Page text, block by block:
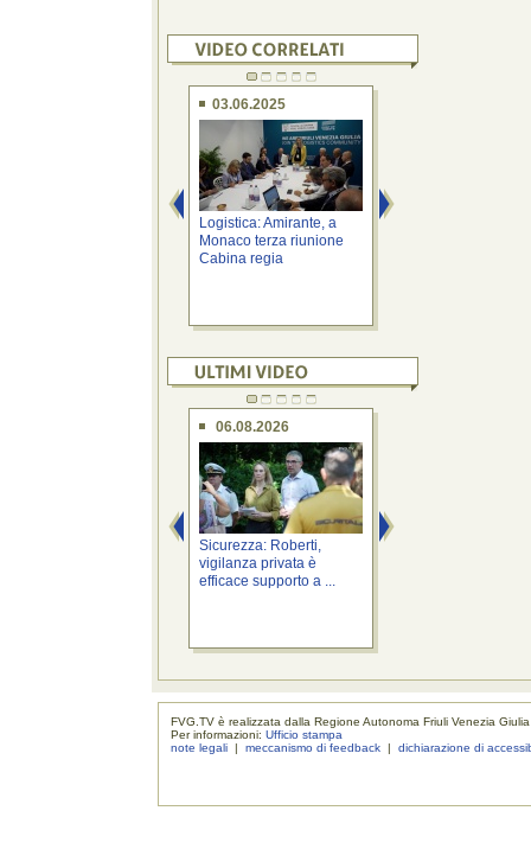
03.06.2025
Logistica: Amirante, a
Monaco terza riunione
Cabina regia
06.08.2026
Sicurezza: Roberti,
vigilanza privata è
efficace supporto a ...
FVG.TV è realizzata dalla Regione Autonoma Friuli Venezia Giulia
Per informazioni:Ufficio stampa
note legali |meccanismo di feedback |dichiarazione di